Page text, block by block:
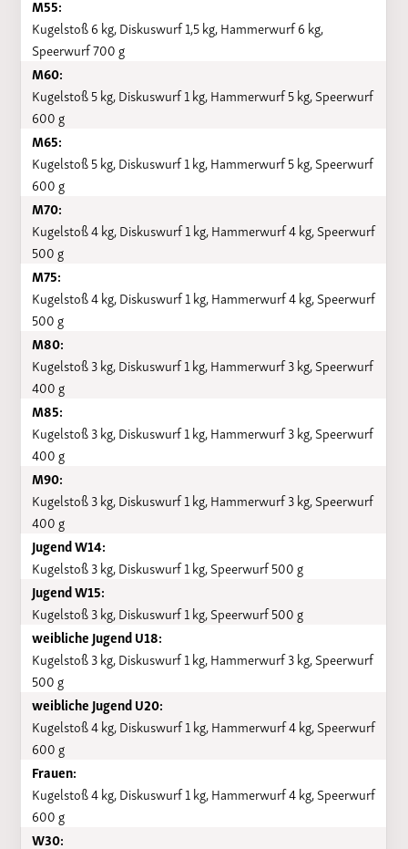
M55:
Kugelstoß 6 kg, Diskuswurf 1,5 kg, Hammerwurf 6 kg,
Speerwurf 700 g
M60:
Kugelstoß 5 kg, Diskuswurf 1 kg, Hammerwurf 5 kg, Speerwurf
600 g
M65:
Kugelstoß 5 kg, Diskuswurf 1 kg, Hammerwurf 5 kg, Speerwurf
600 g
M70:
Kugelstoß 4 kg, Diskuswurf 1 kg, Hammerwurf 4 kg, Speerwurf
500 g
M75:
Kugelstoß 4 kg, Diskuswurf 1 kg, Hammerwurf 4 kg, Speerwurf
500 g
M80:
Kugelstoß 3 kg, Diskuswurf 1 kg, Hammerwurf 3 kg, Speerwurf
400 g
M85:
Kugelstoß 3 kg, Diskuswurf 1 kg, Hammerwurf 3 kg, Speerwurf
400 g
M90:
Kugelstoß 3 kg, Diskuswurf 1 kg, Hammerwurf 3 kg, Speerwurf
400 g
Jugend W14:
Kugelstoß 3 kg, Diskuswurf 1 kg, Speerwurf 500 g
Jugend W15:
Kugelstoß 3 kg, Diskuswurf 1 kg, Speerwurf 500 g
weibliche Jugend U18:
Kugelstoß 3 kg, Diskuswurf 1 kg, Hammerwurf 3 kg, Speerwurf
500 g
weibliche Jugend U20:
Kugelstoß 4 kg, Diskuswurf 1 kg, Hammerwurf 4 kg, Speerwurf
600 g
Frauen:
Kugelstoß 4 kg, Diskuswurf 1 kg, Hammerwurf 4 kg, Speerwurf
600 g
W30: